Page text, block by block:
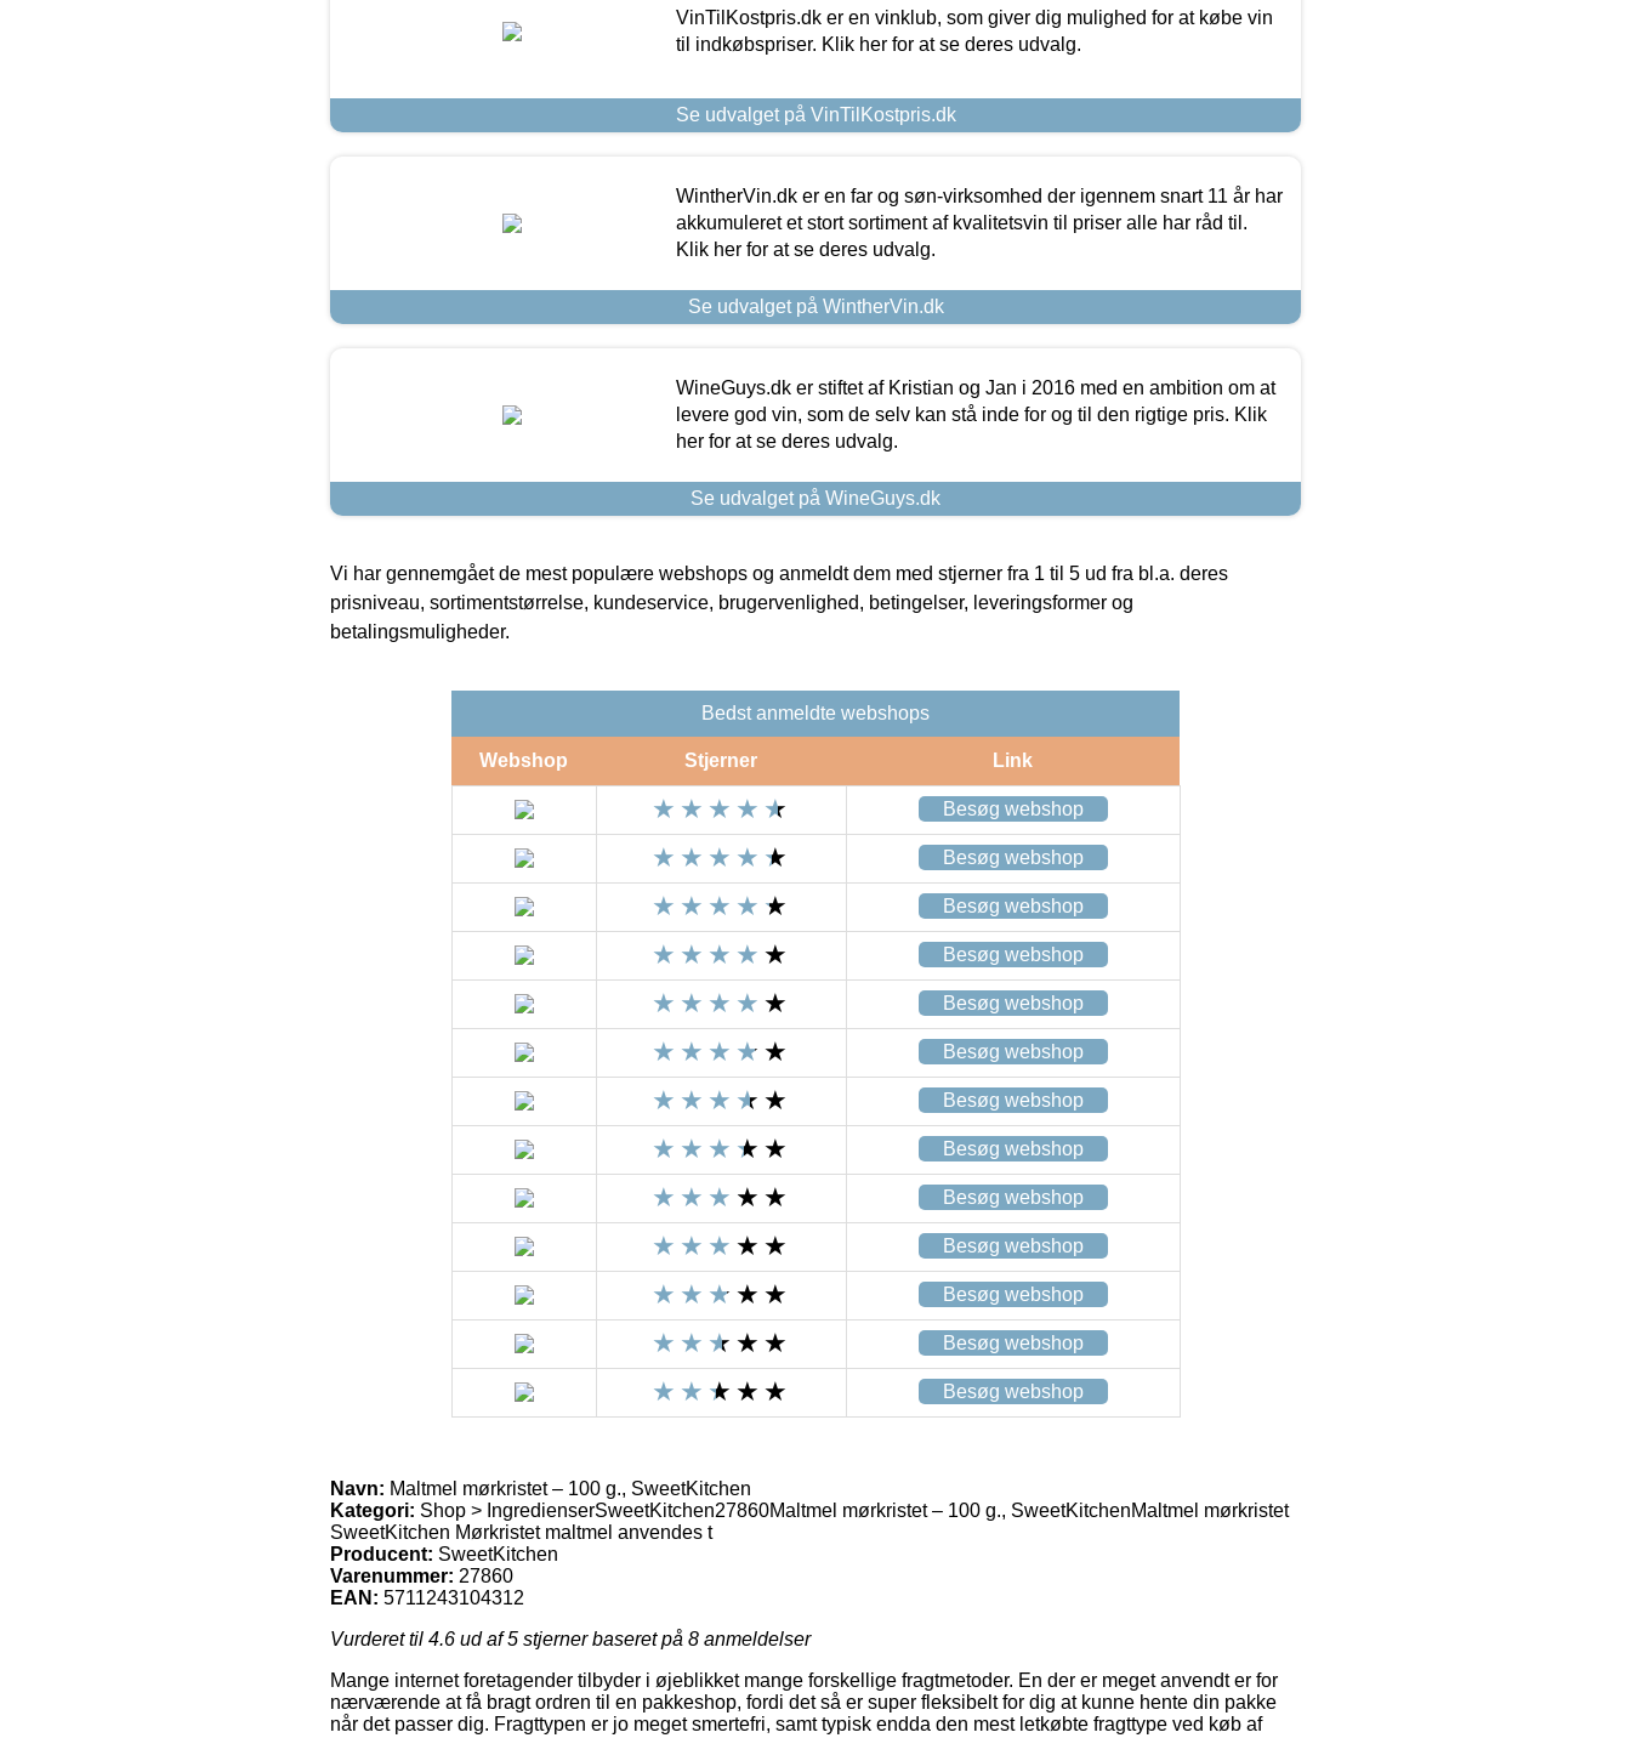
VinTilKostpris.dk er en vinklub, som giver dig mulighed for at købe vin
til indkøbspriser. Klik her for at se deres udvalg.
Se udvalget på VinTilKostpris.dk
WintherVin.dk er en far og søn-virksomhed der igennem snart 11 år har
akkumuleret et stort sortiment af kvalitetsvin til priser alle har råd til.
Klik her for at se deres udvalg.
Se udvalget på WintherVin.dk
WineGuys.dk er stiftet af Kristian og Jan i 2016 med en ambition om at
levere god vin, som de selv kan stå inde for og til den rigtige pris. Klik
her for at se deres udvalg.
Se udvalget på WineGuys.dk
Vi har gennemgået de mest populære webshops og anmeldt dem med stjerner fra 1 til 5 ud fra bl.a. deres
prisniveau, sortimentstørrelse, kundeservice, brugervenlighed, betingelser, leveringsformer og
betalingsmuligheder.
Bedst anmeldte webshops
Webshop Stjerner Link
Besøg webshop
Besøg webshop
Besøg webshop
Besøg webshop
Besøg webshop
Besøg webshop
Besøg webshop
Besøg webshop
Besøg webshop
Besøg webshop
Besøg webshop
Besøg webshop
Besøg webshop
Navn: Maltmel mørkristet – 100 g., SweetKitchen
Kategori: Shop > IngredienserSweetKitchen27860Maltmel mørkristet – 100 g., SweetKitchenMaltmel mørkristet
SweetKitchen Mørkristet maltmel anvendes t
Producent: SweetKitchen
Varenummer: 27860
EAN: 5711243104312
Vurderet til 4.6 ud af 5 stjerner baseret på 8 anmeldelser
Mange internet foretagender tilbyder i øjeblikket mange forskellige fragtmetoder. En der er meget anvendt er for
nærværende at få bragt ordren til en pakkeshop, fordi det så er super fleksibelt for dig at kunne hente din pakke
når det passer dig. Fragttypen er jo meget smertefri, samt typisk endda den mest letkøbte fragttype ved køb af